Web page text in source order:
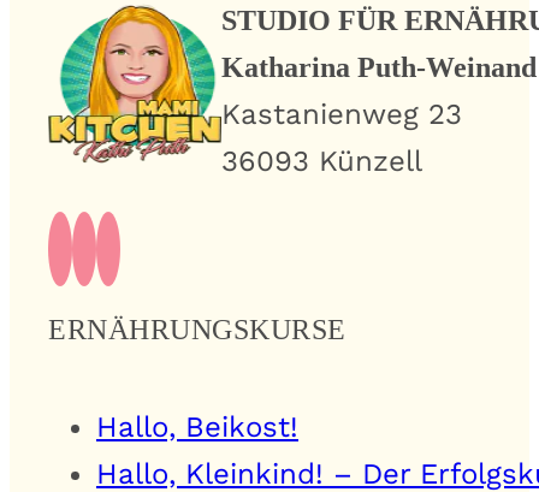
STUDIO FÜR
Katharina Puth-Weinand
Kastanienweg 23
36093 Künzell
ERNÄHRUNGSKURSE
Hallo, Beikost!
Hallo, Kleinkind! – Der